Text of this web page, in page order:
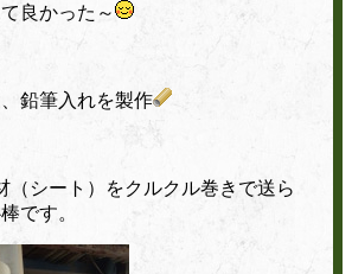
良かった～
鉛筆入れを製作
（シート）をクルクル巻きで送ら
です。